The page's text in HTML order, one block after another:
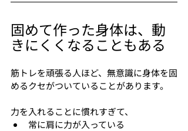
固めて作った身体は、動
きにくくなることもある
筋トレを頑張る人ほど、無意識に身体を固
めるクセがついていることがあります。
力を入れることに慣れすぎて、
常に肩に力が入っている